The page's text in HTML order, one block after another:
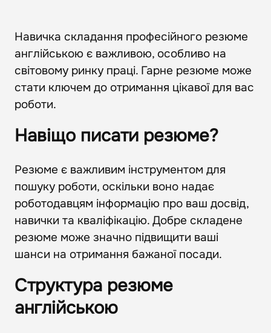
Навичка складання професійного резюме
англійською є важливою, особливо на
світовому ринку праці. Гарне резюме може
стати ключем до отримання цікавої для вас
роботи.
Навіщо писати резюме?
Резюме є важливим інструментом для
пошуку роботи, оскільки воно надає
роботодавцям інформацію про ваш досвід,
навички та кваліфікацію. Добре складене
резюме може значно підвищити ваші
шанси на отримання бажаної посади.
Структура резюме
англійською